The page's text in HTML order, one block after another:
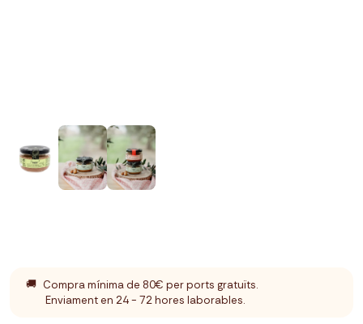
🚚 Compra mínima de 80€ per ports gratuïts.
Enviament en 24 - 72 hores laborables.